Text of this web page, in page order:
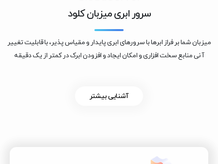
سرور ابری میزبان کلود
میزبان شما بر فراز ابرها با سرورهای ابری پایدار و مقیاس پذیر، با قابلیت تغییر
آنی منابع سخت افزاری و امکان ایجاد و افزودن ابرک در کمتر از یک دقیقه
آشنایی بیشتر